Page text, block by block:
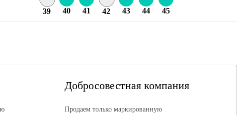
39 40 41 42 43 44 45
Добросовестная компания
Продаем только маркированную